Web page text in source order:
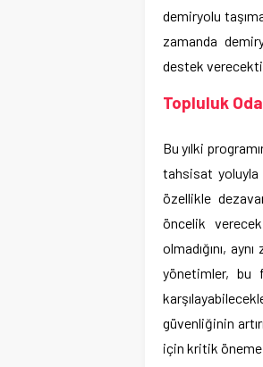
demiryolu
zamanda
destek
Topluluk
Bu yılki
tahsisat yoluyla
özellikle
öncelik
olmadığını,
yönetimler, bu
güvenliğinin
için kritik